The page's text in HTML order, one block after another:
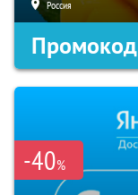
Россия
Промокод
-40%